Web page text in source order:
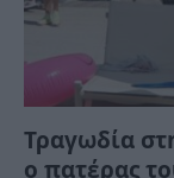
Τραγωδία
ο πατέρας